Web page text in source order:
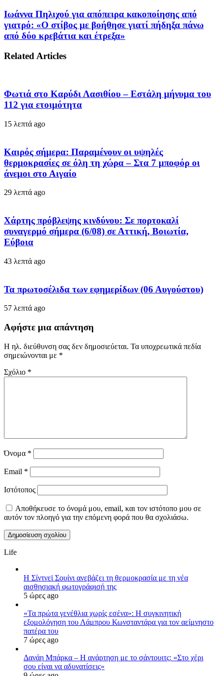
Ιωάννα Πηλιχού για απόπειρα κακοποίησης από
γιατρό: «Ο στίβος με βοήθησε γιατί πήδηξα πάνω
από δύο κρεβάτια και έτρεξα»
Related Articles
Φωτιά στο Καρύδι Λασιθίου – Εστάλη μήνυμα του
112 για ετοιμότητα
15 λεπτά ago
Καιρός σήμερα: Παραμένουν οι υψηλές
θερμοκρασίες σε όλη τη χώρα – Στα 7 μποφόρ οι
άνεμοι στο Αιγαίο
29 λεπτά ago
Χάρτης πρόβλεψης κινδύνου: Σε πορτοκαλί
συναγερμό σήμερα (6/08) σε Αττική, Βοιωτία,
Εύβοια
43 λεπτά ago
Τα πρωτοσέλιδα των εφημερίδων (06 Αυγούστου)
57 λεπτά ago
Αφήστε μια απάντηση
Η ηλ. διεύθυνση σας δεν δημοσιεύεται. Τα υποχρεωτικά πεδία
σημειώνονται με *
Σχόλιο *
Όνομα *
Email *
Ιστότοπος
Αποθήκευσε το όνομά μου, email, και τον ιστότοπο μου σε
αυτόν τον πλοηγό για την επόμενη φορά που θα σχολιάσω.
Life
Η Σίντνεϊ Σουίνι ανεβάζει τη θερμοκρασία με τη νέα
αισθησιακή φωτογράφισή της
5 ώρες ago
«Τα πρώτα γενέθλια χωρίς εσένα»: Η συγκινητική
εξομολόγηση του Λάμπρου Κωνσταντάρα για τον αείμνηστο
πατέρα του
7 ώρες ago
Δανάη Μπάρκα – Η ανάρτηση με το σάντουιτς: «Στο χέρι
σου είναι να αδυνατίσεις»